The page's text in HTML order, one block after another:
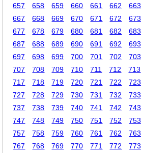
657
658 659 660 661 662 663
667
668 669 670 671 672 673
677
678 679 680 681 682 683
687
688 689 690 691 692 693
697
698 699 700 701 702 703
707
708 709 710 711 712 713
717
718 719 720 721 722 723
727
728 729 730 731 732 733
737
738 739 740 741 742 743
747
748 749 750 751 752 753
757
758 759 760 761 762 763
767
768 769 770 771 772 773